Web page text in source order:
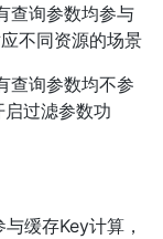
查询参数均参与
不同资源的场景
查询参数均不参
过滤参数功
缓存Key计算，